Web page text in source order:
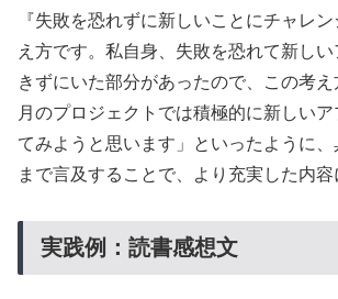
『失敗を恐れずに新しいことにチャレ
え方です。私自身、失敗を恐れて新し
きずにいた部分があったので、この考
月のプロジェクトでは積極的に新しい
てみようと思います」といったように
まで言及することで、より充実した内容
実践例：読書感想文